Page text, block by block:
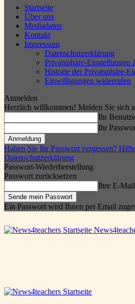
Startseite
Über uns
Mediadaten
Kontakt
Impressum
Datenschutzerklärung
Privatsphäre-Einstellungen
Historie der Privatsphäre-
Einwilligungen widerrufen
Anmelden
Herzlich willkommen! Melden Sie sich
Ihr
Ihr
Haben Sie Ihr Passwort vergessen?
Datenschutzerklärung
Passwort-Wiederherstellung
Passwort zurücksetzen
Ihre E-
Ein Passwort wird Ihnen per Email